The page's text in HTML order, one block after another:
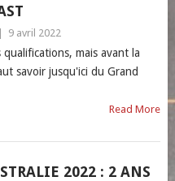
9 avril 2022
qualifications, mais avant la
savoir jusqu'ici du Grand
Read More
2022 : 2 ANS